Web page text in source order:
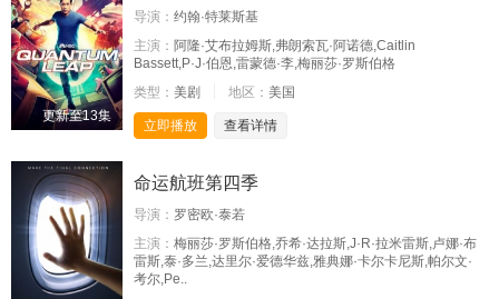
更新至13集
导演： 约翰·特莱斯基
主演： 阿隆·艾布拉姆斯,弗朗索瓦·阿诺德,Caitlin
Bassett,P·J·伯恩,雷蒙德·李,梅丽莎·罗斯伯格
类型： 美剧 地区： 美国
立即播放 查看详情
命运航班第四季
导演： 罗密欧·泰若
主演： 梅丽莎·罗斯伯格,乔希·达拉斯,J·R·拉米雷斯,卢娜·布
雷斯,泰·多兰,达里尔·爱德华兹,雅典娜·卡尔卡尼斯,帕尔文·
考尔,Pe..